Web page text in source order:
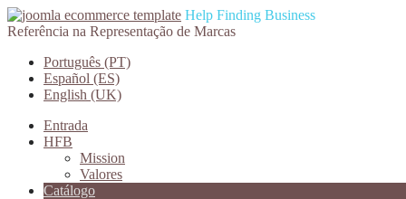
Help Finding Business
Referência na Representação de Marcas
Português (PT)
Español (ES)
English (UK)
Entrada
HFB
Mission
Valores
Catálogo